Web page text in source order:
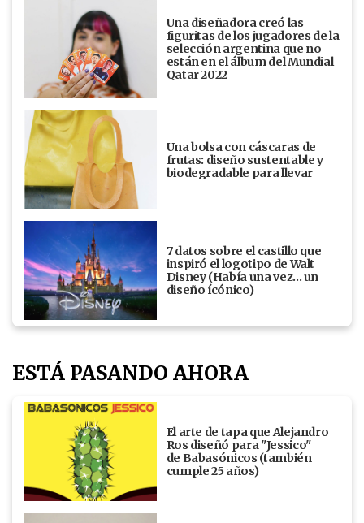
Una diseñadora creó las
figuritas de los jugadores de la
selección argentina que no
están en el álbum del Mundial
Qatar 2022
Una bolsa con cáscaras de
frutas: diseño sustentable y
biodegradable para llevar
7 datos sobre el castillo que
inspiró el logotipo de Walt
Disney (Había una vez... un
diseño ícónico)
ESTÁ PASANDO AHORA
El arte de tapa que Alejandro
Ros diseñó para "Jessico"
de Babasónicos (también
cumple 25 años)